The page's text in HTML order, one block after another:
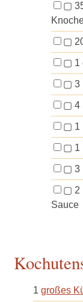
▢
▢
▢ 1
▢ 3
▢ 4
▢ 1
▢ 1
▢ 3
▢ 2
Sauce
1 großes